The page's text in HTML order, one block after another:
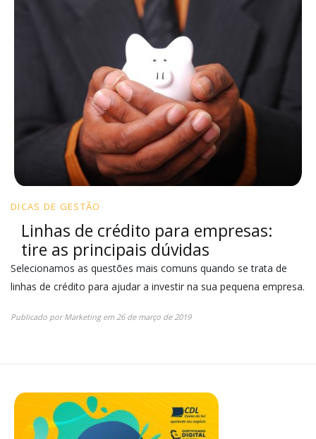
DICAS DE GESTÃO
Linhas de crédito para empresas:
tire as principais dúvidas
Selecionamos as questões mais comuns quando se trata de
linhas de crédito para ajudar a investir na sua pequena empresa.
Publicado porMarketingem 26 de março de 2019